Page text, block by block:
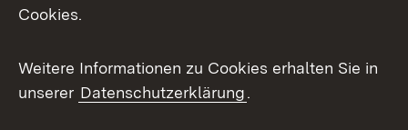
Messenger
Social Wall
X / Twitter
Cookies.
Weitere Informationen zu Cookies erhalten Sie in
unserer Datenschutzerklärung.